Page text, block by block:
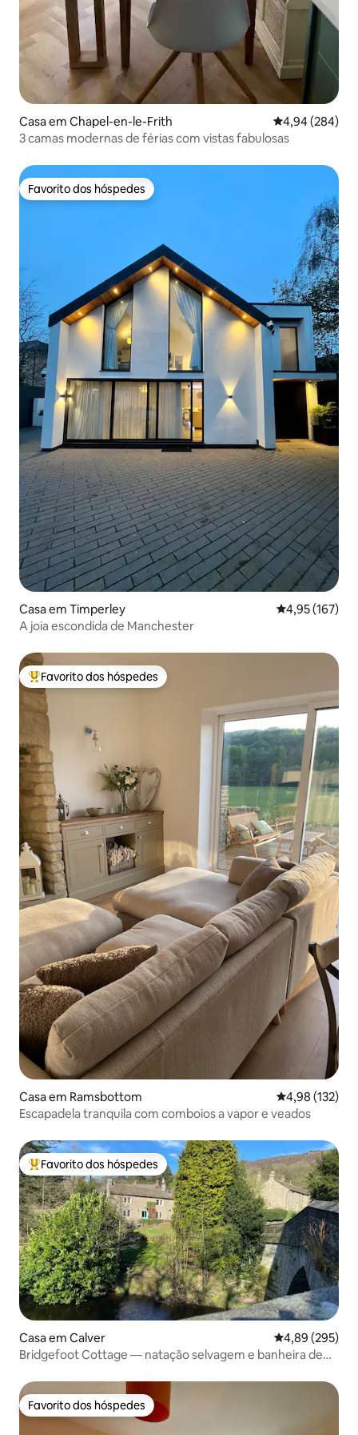
Casa em Chapel-en-le-Frith Classificação
4,94 (284)
3 camas modernas de férias com vistas fabulosas
Favorito dos hóspedes
Favorito dos hóspedes
Casa em Timperley Classificação
4,95 (167)
A joia escondida de Manchester
Favoritos dos hóspedes mais apreciados
Favorito dos hóspedes
Casa em Ramsbottom Classificação
4,98 (132)
Escapadela tranquila com comboios a vapor e veados
Favoritos dos hóspedes mais apreciados
Favorito dos hóspedes
Casa em Calver Classificação
4,89 (295)
Bridgefoot Cottage — natação selvagem e banheira de
Favorito dos hóspedes
Favorito dos hóspedes